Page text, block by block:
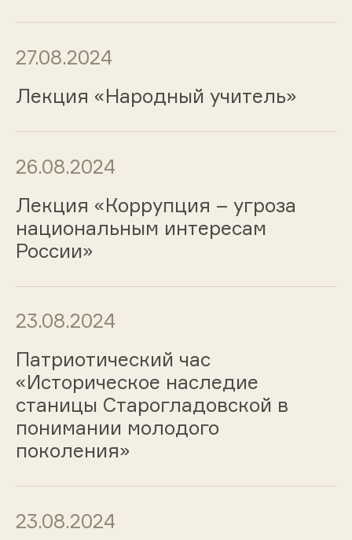
27.08.2024
Лекция «Народный учитель»
26.08.2024
Лекция «Коррупция – угроза
национальным интересам
России»
23.08.2024
Патриотический час
«Историческое наследие
станицы Старогладовской в
понимании молодого
поколения»
23.08.2024